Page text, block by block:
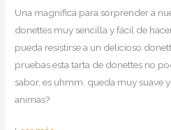
Una magnifica para sorprender a
donettes muy sencilla y fácil de
pueda resistirse a un delicioso
pruebas esta tarta de donettes no
sabor, es uhmm, queda muy suave
animas?